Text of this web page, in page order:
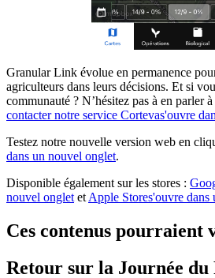
Granular Link évolue en permanence
agriculteurs dans leurs décisions. Et si
communauté ? N’hésitez pas à en parler
contacter notre service Cortevas'ouvre
Testez notre nouvelle version web en
dans un nouvel onglet.
Disponible également sur les stores :
nouvel onglet et Apple Stores'ouvre dans
Ces contenus pourraient
Retour sur la Journée du